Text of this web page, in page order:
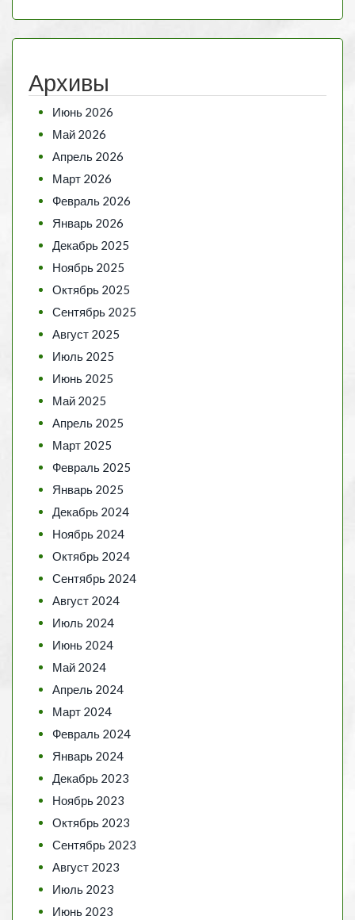
Архивы
Июнь 2026
Май 2026
Апрель 2026
Март 2026
Февраль 2026
Январь 2026
Декабрь 2025
Ноябрь 2025
Октябрь 2025
Сентябрь 2025
Август 2025
Июль 2025
Июнь 2025
Май 2025
Апрель 2025
Март 2025
Февраль 2025
Январь 2025
Декабрь 2024
Ноябрь 2024
Октябрь 2024
Сентябрь 2024
Август 2024
Июль 2024
Июнь 2024
Май 2024
Апрель 2024
Март 2024
Февраль 2024
Январь 2024
Декабрь 2023
Ноябрь 2023
Октябрь 2023
Сентябрь 2023
Август 2023
Июль 2023
Июнь 2023